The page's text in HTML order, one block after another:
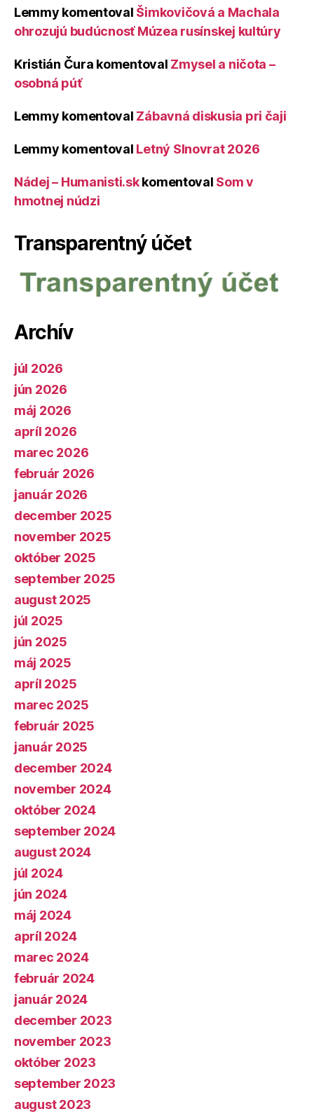
Lemmy komentoval Šimkovičová a Machala
ohrozujú budúcnosť Múzea rusínskej kultúry
Kristián Čura komentoval Zmysel a ničota –
osobná púť
Lemmy komentoval Zábavná diskusia pri čaji
Lemmy komentoval Letný Slnovrat 2026
Nádej – Humanisti.skkomentoval Som v
hmotnej núdzi
Transparentný účet
Archív
júl 2026
jún 2026
máj 2026
apríl 2026
marec 2026
február 2026
január 2026
december 2025
november 2025
október 2025
september 2025
august 2025
júl 2025
jún 2025
máj 2025
apríl 2025
marec 2025
február 2025
január 2025
december 2024
november 2024
október 2024
september 2024
august 2024
júl 2024
jún 2024
máj 2024
apríl 2024
marec 2024
február 2024
január 2024
december 2023
november 2023
október 2023
september 2023
august 2023